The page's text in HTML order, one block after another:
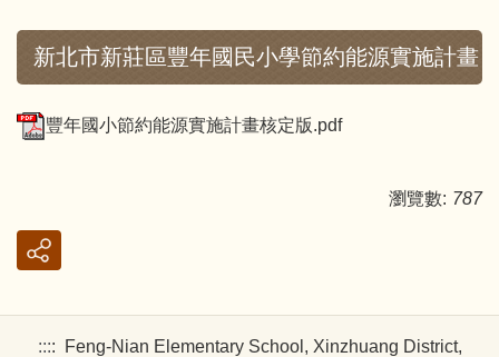
新北市新莊區豐年國民小學節約能源實施計畫
豐年國小節約能源實施計畫核定版.pdf
瀏覽數: 787
::::
Feng-Nian Elementary School, Xinzhuang District,